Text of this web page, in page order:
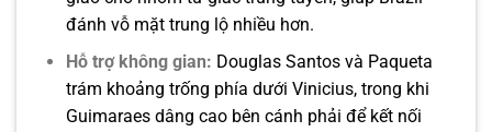
đánh vỗ mặt trung lộ nhiều hơn.
Hỗ trợ không gian: Douglas Santos và Paqueta
trám khoảng trống phía dưới Vinicius, trong khi
Guimaraes dâng cao bên cánh phải để kết nối